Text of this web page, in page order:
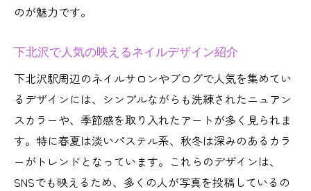
のが魅力です。
下北沢で人気の映えるネイルデザイン紹介
下北沢駅周辺のネイルサロンやブログで人気を集めてい
るデザインには、シンプルながらも洗練されたニュアン
スカラーや、季節感を取り入れたアートが多く見られま
す。特に春夏は淡いパステル系、秋冬は深みのあるカラ
ーがトレンドとなっています。これらのデザインは、
SNSでも映えるため、多くの人が写真を投稿しているの